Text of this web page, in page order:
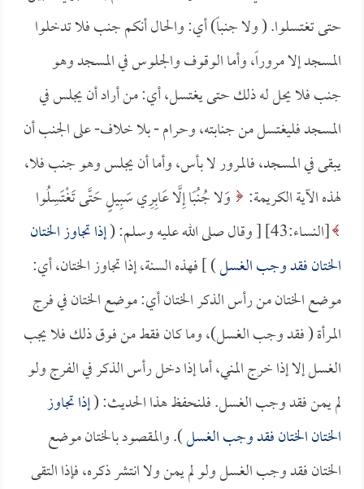
حتى تغتسلوا. ( ولا جنباً) أي: والحال أنكم جنب فلا تدخلوا
المسجد إلا مروراً، وأما الوقوف والجلوس في المسجد وهو
جنب فلا يحل له ذلك حتى يغتسل، أي: من أراد أن يجلس في
المسجد فليغتسل من جنابته، وحرام - بلا خلاف- على الجنب أن
يبقى في المسجد، فالمرور لا بأس، وأما أن يجلس وهو جنب فلا،
لهذه الآية الكريمة:
وَلا جُنُبًا إِلَّا عَابِرِي سَبِيلٍ حَتَّى تَغْتَسِلُوا
[النساء:43] [ وقال صلى الله عليه وسلم: (
إذا تجاوز الختان
الختان فقد وجب الغسل) ] فهذه السنة، إذا تجاوز الختان، أي:
موضع الختان من رأس الذكر الختان أي: موضع الختان في فرج
المرأة ( فقد وجب الغسل)، وما كان فقط من فوق ذلك فلا يجب
الغسل إلا إذا خرج المني، أما إذا دخل رأس الذكر في الفرج ولو
لم يمن فقد وجب الغسل. فلنحفظ هذا الحديث: (إذا تجاوز
الختان الختان فقد وجب الغسل). والمقصود بالختان موضع
الختان فقد وجب الغسل ولو لم يمن ولا انتشر ذكره، فإذا التقى